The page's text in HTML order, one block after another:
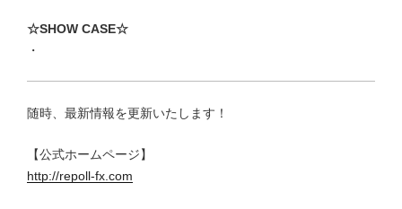
☆SHOW CASE☆
・
随時、最新情報を更新いたします！
【公式ホームページ】
http://repoll-fx.com